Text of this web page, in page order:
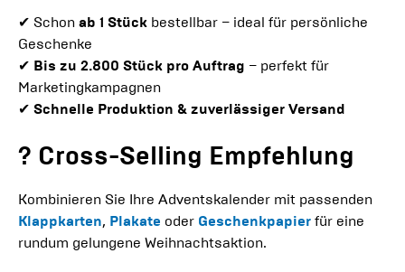
✔ Schon ab 1 Stück bestellbar – ideal für persönliche
Geschenke
✔ Bis zu 2.800 Stück pro Auftrag – perfekt für
Marketingkampagnen
✔ Schnelle Produktion & zuverlässiger Versand
? Cross-Selling Empfehlung
Kombinieren Sie Ihre Adventskalender mit passenden
Klappkarten, Plakate oder Geschenkpapier für eine
rundum gelungene Weihnachtsaktion.